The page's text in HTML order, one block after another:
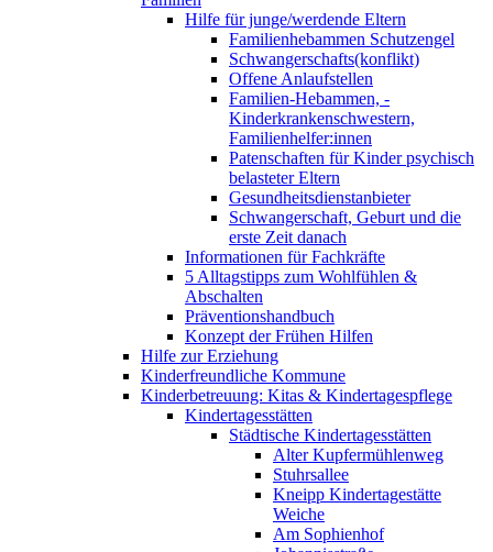
Hilfe für junge/werdende Eltern
Familienhebammen Schutzengel
Schwangerschafts(konflikt)
Offene Anlaufstellen
Familien-Hebammen, -
Kinderkrankenschwestern,
Familienhelfer:innen
Patenschaften für Kinder psychisch
belasteter Eltern
Gesundheitsdienstanbieter
Schwangerschaft, Geburt und die
erste Zeit danach
Informationen für Fachkräfte
5 Alltagstipps zum Wohlfühlen &
Abschalten
Präventionshandbuch
Konzept der Frühen Hilfen
Hilfe zur Erziehung
Kinderfreundliche Kommune
Kinderbetreuung: Kitas & Kindertagespflege
Kindertagesstätten
Städtische Kindertagesstätten
Alter Kupfermühlenweg
Stuhrsallee
Kneipp Kindertagestätte
Weiche
Am Sophienhof